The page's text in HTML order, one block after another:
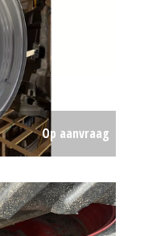
Op aanvraag